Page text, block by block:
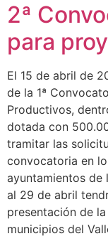
2ª
para
El 15 de abril de
de la 1ª
Productivos,
dotada con
tramitar las
convocatoria en
ayuntamientos de
al 29 de abril
presentación de
municipios del